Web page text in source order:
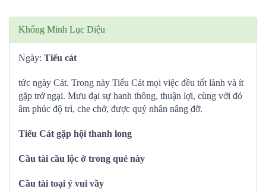
Khổng Minh Lục Diệu
Ngày: Tiểu cát
tức ngày Cát. Trong này Tiểu Cát mọi việc đều tốt lành và ít
gặp trở ngại. Mưu đại sự hanh thông, thuận lợi, cùng với đó
âm phúc độ trì, che chở, được quý nhân nâng đỡ.
Tiểu Cát gặp hội thanh long
Cầu tài cầu lộc ở trong quẻ này
Cầu tài toại ý vui vầy